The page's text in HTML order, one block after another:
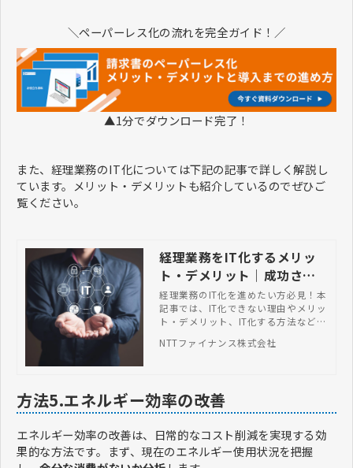
＼ペーパーレス化の流れを完全ガイド！／
▲1分でダウンロード完了！
また、経理業務のIT化については下記の記事で詳しく解説し
ています。メリット・デメリットも紹介しているのでぜひご
覧ください。
経理業務をIT化するメリッ
ト・デメリット｜成功させ
る2つのコツ | NTTファイナ
ンス株式会社
経理業務のIT化を進めたい方必見！本
記事では、IT化できない理由やメリッ
ト・デメリット、IT化する方法などを
NTTファイナンス株式会社
方法5.エネルギー効率の改善
エネルギー効率の改善は、日常的なコスト削減を実現する効
果的な方法です。まず、現在のエネルギー使用状況を把握